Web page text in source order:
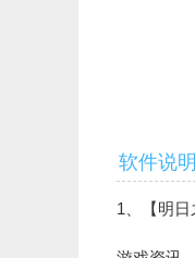
软件说明
1、【明日